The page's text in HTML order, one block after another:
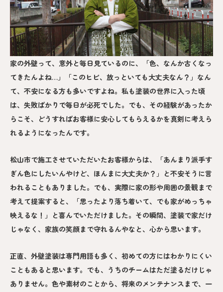
家の外壁って、意外と毎日見ているのに、「色、なんか古くなっ
てきたんよね…」「このヒビ、放っといても大丈夫なん？」なん
て、不安になる方も多いですよね。私も塗装の世界に入った頃
は、失敗ばかりで毎日が必死でした。でも、その経験があったか
らこそ、どうすればお客様に安心してもらえるかを真剣に考えら
れるようになったんです。
松山市で施工させていただいたお客様からは、「あんまり派手す
ぎん色にしたいんやけど、ほんまに大丈夫か？」と不安そうに言
われることもありました。でも、実際に家の形や周囲の景観まで
考えて提案すると、「思ったより落ち着いて、でも家がめっちゃ
映えるな！」と喜んでいただけました。その瞬間、塗装で家だけ
じゃなく、家族の笑顔まで守れるんやなと、心から思います。
正直、外壁塗装は専門用語も多く、初めての方にはわかりにくい
こともあると思います。でも、うちのチームはただ塗るだけじゃ
ありません。色や素材のことから、将来のメンテナンスまで、一